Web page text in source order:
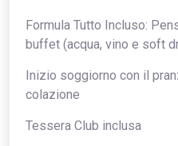
Formula Tutto Incluso:
buffet (acqua, vino e soft
Inizio soggiorno con il
colazione
Tessera Club inclusa